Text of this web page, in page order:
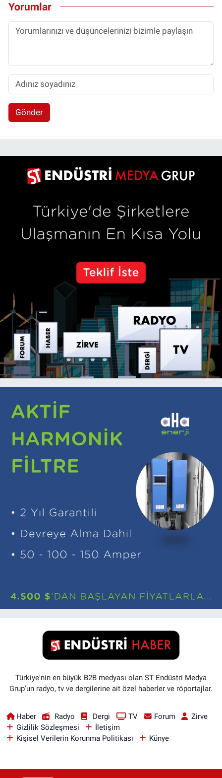
Yorumlar
Gönder
Türkiye'nin en büyük B2B medyası olan ST Endüstri Medya
Grup'un radyo, tv ve dergilerine ait özel haberler ve röportajlar.
Haber Radyo Dergi TV Forum
Zirve
Gizlilik Sözleşmesi
İletişim
Kişisel Verilerin Korunma Politikası
Künye